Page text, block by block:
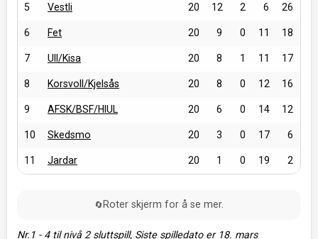
5 Vestli 20 12 2 6 26
6 Fet 20 9 0 11 18
7 Ull/Kisa 20 8 1 11 17
8 Korsvoll/Kjelsås 20 8 0 12 16
9 AFSK/BSF/HIUL 20 6 0 14 12
10 Skedsmo 20 3 0 17 6
11 Jardar 20 1 0 19 2
🔄 Roter skjerm for å se mer.
Nr.1 - 4 til nivå 2 sluttspill, Siste spilledato er 18. mars